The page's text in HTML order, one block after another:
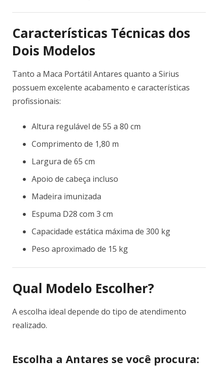
Características Técnicas dos
Dois Modelos
Tanto a Maca Portátil Antares quanto a Sirius
possuem excelente acabamento e características
profissionais:
Altura regulável de 55 a 80 cm
Comprimento de 1,80 m
Largura de 65 cm
Apoio de cabeça incluso
Madeira imunizada
Espuma D28 com 3 cm
Capacidade estática máxima de 300 kg
Peso aproximado de 15 kg
Qual Modelo Escolher?
A escolha ideal depende do tipo de atendimento
realizado.
Escolha a Antares se você procura: